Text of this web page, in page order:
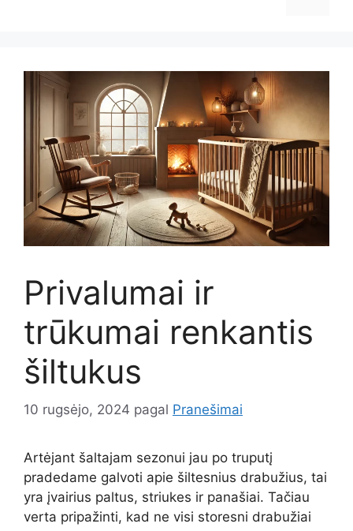
Privalumai ir
trūkumai renkantis
šiltukus
10 rugsėjo, 2024 pagal Pranešimai
Artėjant šaltajam sezonui jau po truputį
pradedame galvoti apie šiltesnius drabužius, tai
yra įvairius paltus, striukes ir panašiai. Tačiau
verta pripažinti, kad ne visi storesni drabužiai